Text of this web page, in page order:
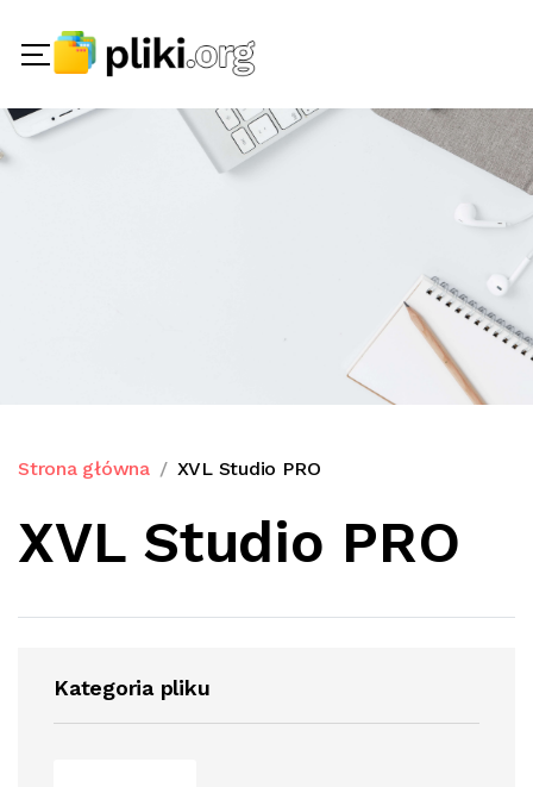
Strona główna XVL Studio PRO
XVL Studio PRO
Kategoria pliku